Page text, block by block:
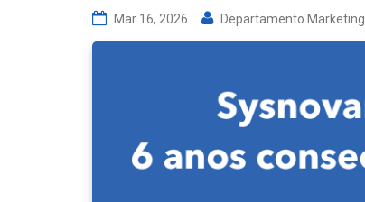
Mar 16, 2026 Departamento Marketing